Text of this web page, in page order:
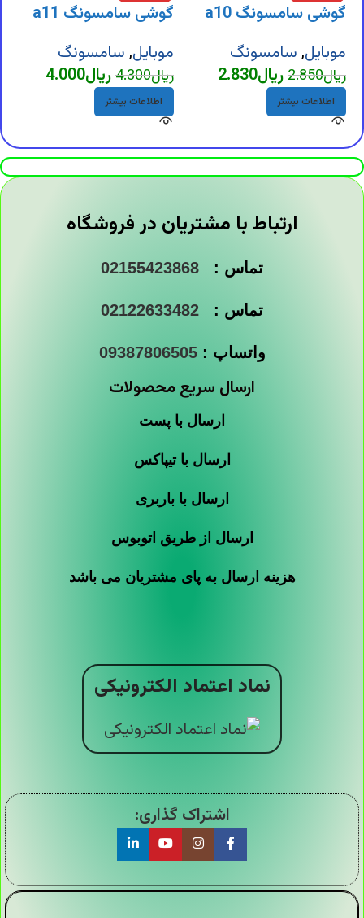
گوشی سامسونگ a10
موبایل,سامسونگ
ریال2.850ریال2.830
اطلاعات بیشتر
گوشی سامسونگ a11
موبایل,سامسونگ
ریال4.300ریال4.000
اطلاعات بیشتر
ارتباط با مشتریان در فروشگاه
تماس : 02155423868
تماس : 02122633482
واتساپ :09387806505
ارسال سریع محصولات
ارسال با پست
ارسال با تیپاکس
ارسال با باربری
ارسال از طریق اتوبوس
هزینه ارسال به پای مشتریان می باشد
نماد اعتماد الکترونیکی
اشتراک گذاری: